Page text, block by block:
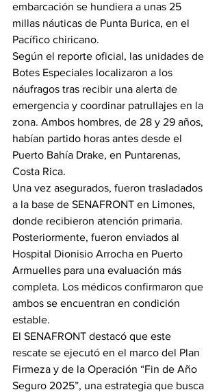
embarcación se hundiera a unas 25
millas náuticas de Punta Burica, en el
Pacífico chiricano.
Según el reporte oficial, las unidades de
Botes Especiales localizaron a los
náufragos tras recibir una alerta de
emergencia y coordinar patrullajes en la
zona. Ambos hombres, de 28 y 29 años,
habían partido horas antes desde el
Puerto Bahía Drake, en Puntarenas,
Costa Rica.
Una vez asegurados, fueron trasladados
a la base de SENAFRONT en Limones,
donde recibieron atención primaria.
Posteriormente, fueron enviados al
Hospital Dionisio Arrocha en Puerto
Armuelles para una evaluación más
completa. Los médicos confirmaron que
ambos se encuentran en condición
estable.
El SENAFRONT destacó que este
rescate se ejecutó en el marco del Plan
Firmeza y de la Operación “Fin de Año
Seguro 2025”, una estrategia que busca